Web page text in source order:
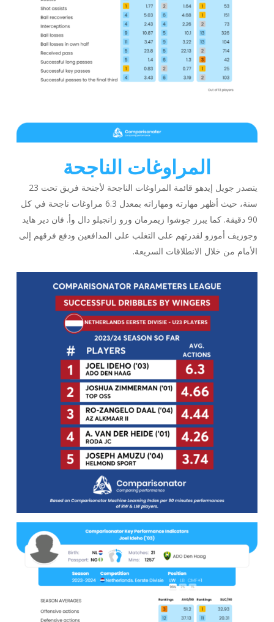
المراوغات الناجحة
يتصدر جويل إيدهو قائمة المراوغات الناجحة لأجنحة فريق تحت 23
سنة، حيث أظهر مهارته ومهاراته بمعدل 6.3 مراوغات ناجحة في كل
90 دقيقة. كما يبرز جوشوا زيمرمان ورو زانجيلو دال وأ. فان دير هايد
وجوزيف أموزو لقدرتهم على التغلب على المدافعين ودفع فرقهم إلى
الأمام من خلال الانطلاقات السريعة.